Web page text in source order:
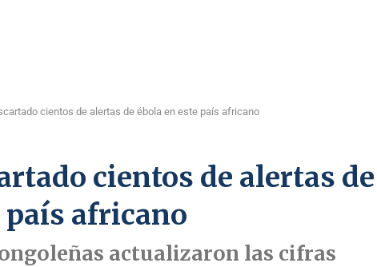
cientos de alertas de ébola en este país africano
cientos de alertas de
país africano
actualizaron las cifras